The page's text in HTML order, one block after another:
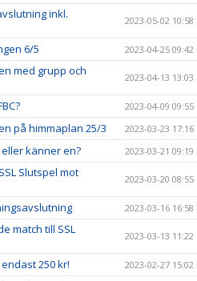
inkl.
2023-05-02 10:58
6/5 2023-04-25 09:42
med grupp och
2023-04-13 13:03
2023-04-09 09:55
på himmaplan 25/3 2023-03-23 17:16
känner en? 2023-03-21 09:19
Slutspel mot
2023-03-20 08:55
2023-03-16 16:58
match till SSL
2023-03-13 11:22
250 kr! 2023-02-27 15:02